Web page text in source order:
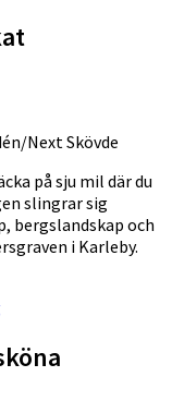
Next Skövde
på sju mil där du
slingrar sig
bergslandskap och
i Karleby.